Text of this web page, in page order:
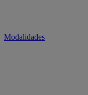
Modalidades